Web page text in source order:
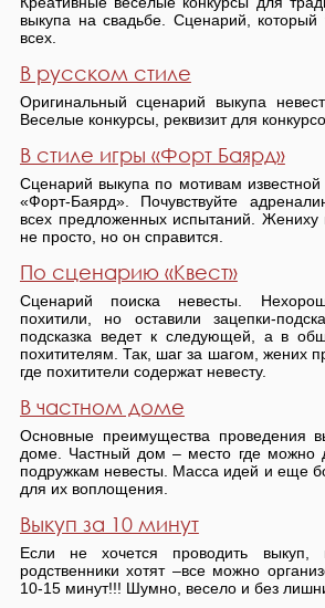
выкупа на свадьбе. Сценарий, который
всех.
В русском стиле
Оригинальный сценарий выкупа
Веселые конкурсы, реквизит для
В стиле игры «Форт Баярд»
Сценарий выкупа по мотивам известной
«Форт-Баярд». Почувствуйте
всех предложенных испытаний. Жениху
не просто, но он справится.
По сценарию «Квест»
Сценарий поиска невесты.
похитили, но оставили зацепки-
подсказка ведет к следующей, а в
похитителям. Так, шаг за шагом, жених
где похитители содержат невесту.
В частном доме
Основные преимущества проведения
доме. Частный дом – место где можно
подружкам невесты. Масса идей и еще
для их воплощения.
Выкуп за 10 минут
Если не хочется проводить
родственники хотят –все можно
10-15 минут!!! Шумно, весело и без